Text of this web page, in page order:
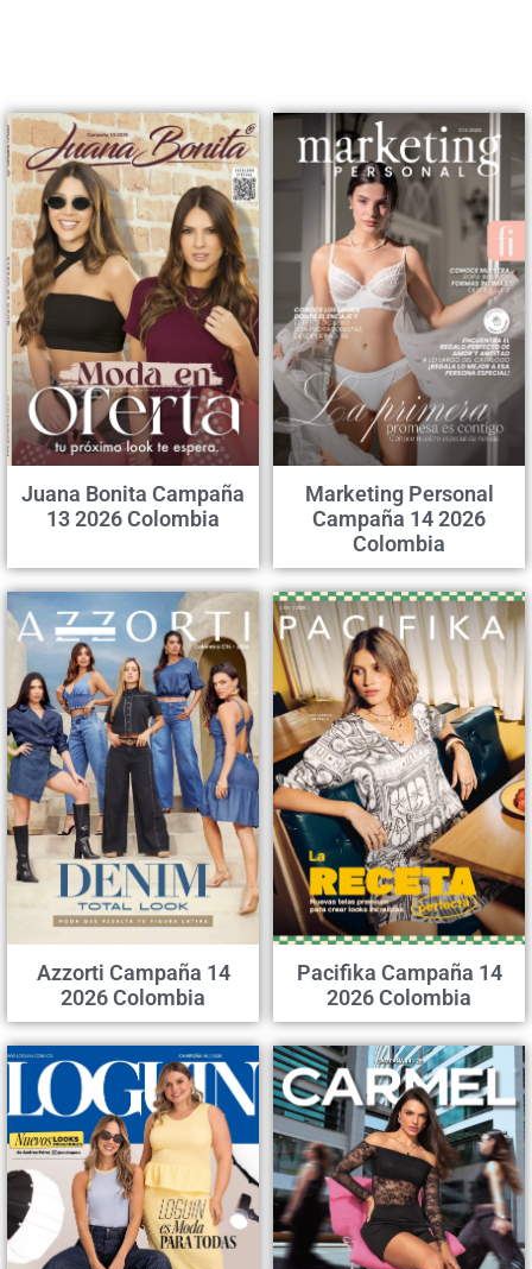
Juana Bonita Campaña
13 2026 Colombia
Marketing Personal
Campaña 14 2026
Colombia
Azzorti Campaña 14
2026 Colombia
Pacifika Campaña 14
2026 Colombia